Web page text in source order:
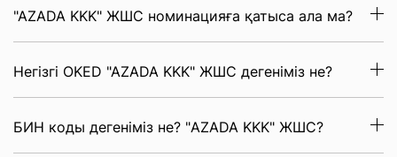
"AZADA KKK" ЖШС номинацияға қатыса ала ма?
Негізгі OKED "AZADA KKK" ЖШС дегеніміз не?
БИН коды дегеніміз не? "AZADA KKK" ЖШС?